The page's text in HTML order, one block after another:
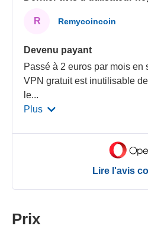
R Remycoincoin
Devenu payant
Passé à 2 euros par mois en
VPN gratuit est inutilisable
le...
Plus
Lire l'avis
Prix